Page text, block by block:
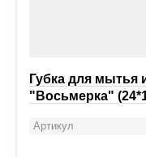
Губка для
"Восьмерка"
Артикул